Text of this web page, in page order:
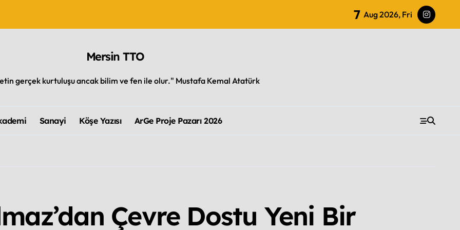
Almaya Hak Kazandı
Paradigma Değişimini Yakalayabilmek
Akademik Yolculuk
7 Aug 2026, Fri
Mersin TTO
gerçek kurtuluşu ancak bilim ve fen ile olur." Mustafa Kemal Atatürk
Sanayi Köşe Yazısı ArGe Proje Pazarı 2026
Çevre Dostu Yeni Bir